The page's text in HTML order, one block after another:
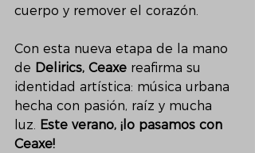
cuerpo y remover el corazón.
Con esta nueva etapa de la mano
de Delirics, Ceaxe reafirma su
identidad artística: música urbana
hecha con pasión, raíz y mucha
luz. Este verano, ¡lo pasamos con
Ceaxe!